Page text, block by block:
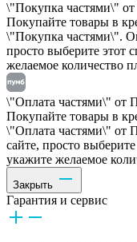
\"Покупка частями\"
Покупайте товары в
\"Покупка частями\".
просто выберите этот
желаемое количество
\"Оплата частями\"
Покупайте товары в
\"Оплата частями\" от
сайте, просто
укажите желаемое
Закрыть
Гарантия и сервис